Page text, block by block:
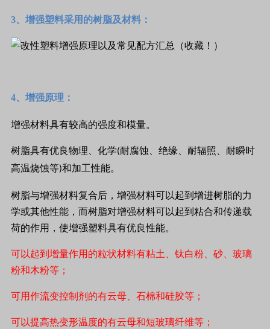
3、增强塑料采用的树脂及材料：
4、增强原理：
增强材料具有较高的强度和模量。
树脂具有优良物理、化学(耐腐蚀、绝缘、耐辐照、耐瞬时
高温烧蚀等)和加工性能。
树脂与增强材料复合后，增强材料可以起到增进树脂的力
学或其他性能，而树脂对增强材料可以起到粘合和传递载
荷的作用，使增强塑料具有优良性能。
可以起到增量作用的粒状材料有粘土、钛白粉、砂、玻璃
粉和木粉等；
可用作流变控制剂的有云母、石棉和硅胶等；
可以提高热变形温度的有云母和短玻璃纤维等；